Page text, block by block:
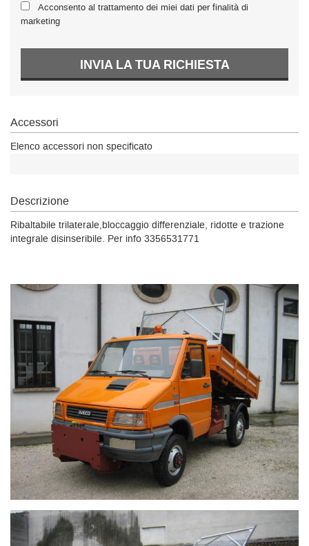
Acconsento al trattamento dei miei dati per finalità di
marketing
INVIA LA TUA RICHIESTA
Accessori
Elenco accessori non specificato
Descrizione
Ribaltabile trilaterale,bloccaggio differenziale, ridotte e trazione
integrale disinseribile. Per info 3356531771